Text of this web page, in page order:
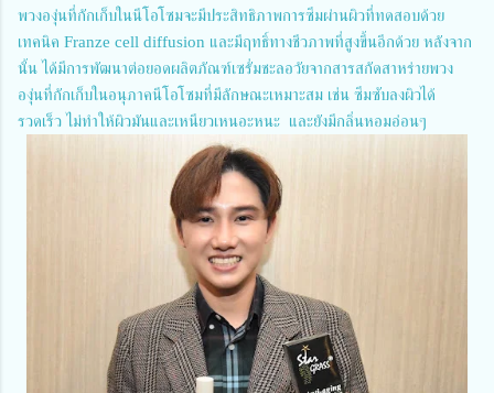
พวงองุ่นที่กักเก็บในนีโอโซมจะมีประสิทธิภาพการซึมผ่านผิวที่ทดสอบด้วย
เทคนิค Franze cell diffusion และมีฤทธิ์ทางชีวภาพที่สูงขึ้นอีกด้วย หลังจาก
นั้น ได้มีการพัฒนาต่อยอดผลิตภัณฑ์เซรั่มชะลอวัยจากสารสกัดสาหร่ายพวง
องุ่นที่กักเก็บในอนุภาคนีโอโซมที่มีลักษณะเหมาะสม เช่น ซึมซับลงผิวได้
รวดเร็ว ไม่ทำให้ผิวมันและเหนียวเหนอะหนะ และยังมีกลิ่นหอมอ่อนๆ